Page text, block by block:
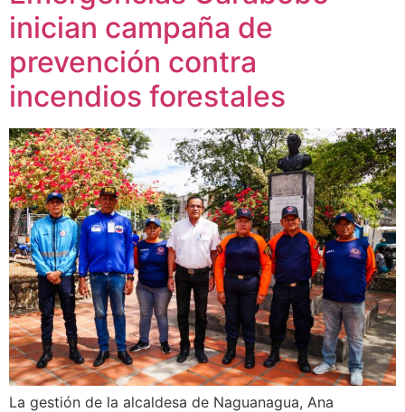
inician campaña de
prevención contra
incendios forestales
La gestión de la alcaldesa de Naguanagua, Ana